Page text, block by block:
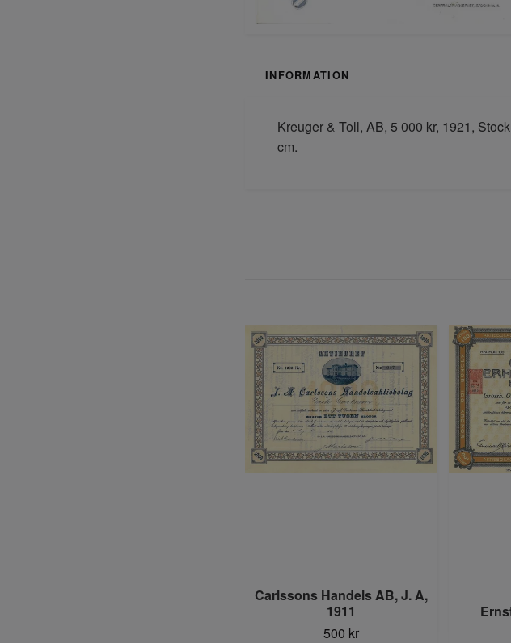
INFORMATION
Kreuger & Toll, AB, 5 000 kr, 1921,
cm.
Carlssons Handels AB, J. A,
1911
500 kr